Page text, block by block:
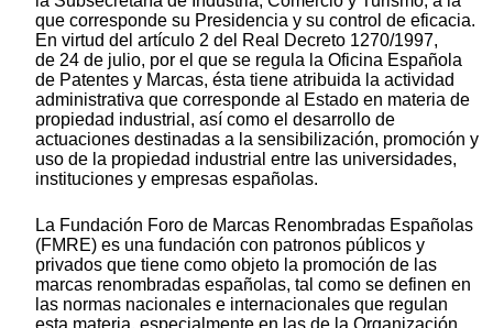
que corresponde su Presidencia y su control de eficacia.
En virtud del artículo 2 del Real Decreto 1270/1997,
de 24 de julio, por el que se regula la Oficina Española
de Patentes y Marcas, ésta tiene atribuida la actividad
administrativa que corresponde al Estado en materia de
propiedad industrial, así como el desarrollo de
actuaciones destinadas a la sensibilización, promoción y
uso de la propiedad industrial entre las universidades,
instituciones y empresas españolas.
La Fundación Foro de Marcas Renombradas Españolas
(FMRE) es una fundación con patronos públicos y
privados que tiene como objeto la promoción de las
marcas renombradas españolas, tal como se definen en
las normas nacionales e internacionales que regulan